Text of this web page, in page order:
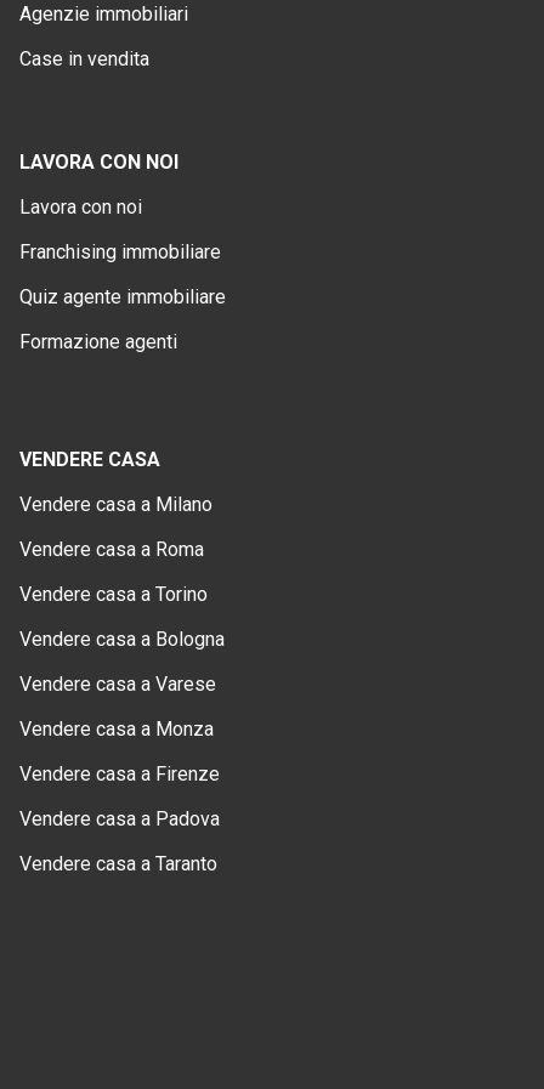
Agenzie immobiliari
Case in vendita
LAVORA CON NOI
Lavora con noi
Franchising immobiliare
Quiz agente immobiliare
Formazione agenti
VENDERE CASA
Vendere casa a Milano
Vendere casa a Roma
Vendere casa a Torino
Vendere casa a Bologna
Vendere casa a Varese
Vendere casa a Monza
Vendere casa a Firenze
Vendere casa a Padova
Vendere casa a Taranto